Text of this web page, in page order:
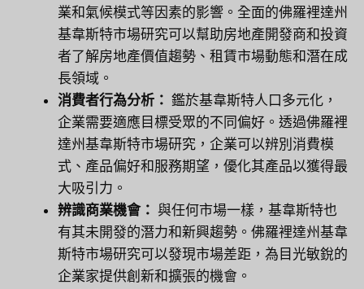
業和氣候模式等因素的影響。全面的佛羅裡達州
基韋斯特市場研究可以幫助房地產開發商和投資
者了解房地產價值趨勢、租賃市場動態和潛在成
長領域。
消費者行為分析： 鑑於基韋斯特人口多元化，
企業需要適應目標受眾的不同偏好。透過佛羅裡
達州基韋斯特市場研究，企業可以辨別消費模
式、產品偏好和服務期望，優化其產品以獲得最
大吸引力。
辨識商業機會： 與任何市場一樣，基韋斯特也
有其未開發的潛力和新興趨勢。佛羅裡達州基韋
斯特市場研究可以發現市場差距，為目光敏銳的
企業家提供創新和擴張的機會。